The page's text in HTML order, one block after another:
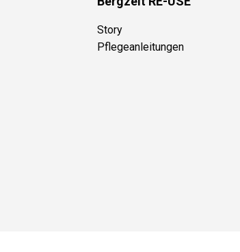
Story
Pflegeanleitungen